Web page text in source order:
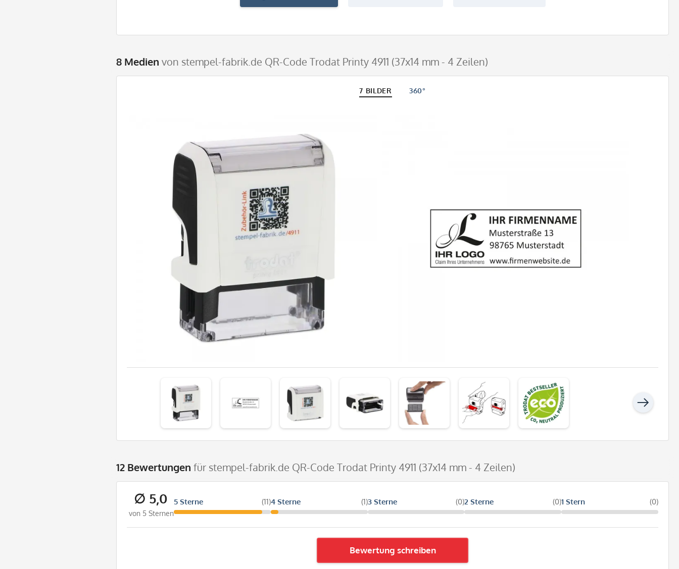
8 Medien von stempel-fabrik.de QR-Code Trodat Printy 4911 (37x14 mm - 4 Zeilen)
7 BILDER 360°
12 Bewertungen für stempel-fabrik.de QR-Code Trodat Printy 4911 (37x14 mm - 4 Zeilen)
∅ 5,0
von 5 Sternen
5 Sterne (11)4 Sterne (1)3 Sterne (0)2 Sterne (0)1 Stern (0)
Bewertung schreiben